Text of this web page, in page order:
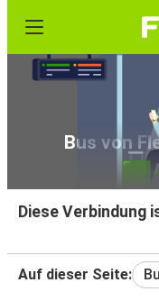
Bus von
Diese Verbindung
Auf dieser Seite: